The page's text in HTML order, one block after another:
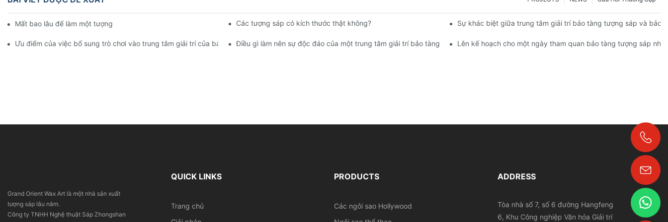
Mất bao lâu để làm một tượng sáp? Các tượng sáp có kích thước thật không? Sự khác biệt giữa trung tâm giải trí bảo tàng tượng sáp và bảo
Ưu điểm của việc bổ sung trò chơi vào trung tâm giải trí của bảo tàng tượng sáp | DXDF ArtĐiều gì làm nên sự độc đáo của một trung tâm giải trí bảo tàng tượng sáp? | DXDF ArtLên kế hoạch cho một ngày tham quan bảo tàng tượng sáp như
Grand Orient Wax Art là một nhà sản xuất
tượng sáp lâu năm.
Công ty TNHH Nghệ thuật Sáp Zhongshan
QUICK LINKS
Trang chủ
PRODUCTS
Các ngôi sao Hollywood
ADDRESS
Tòa nhà số 7, số 6 đường Hangfeng
6, Khu Công nghiệp Văn hóa Giải trí